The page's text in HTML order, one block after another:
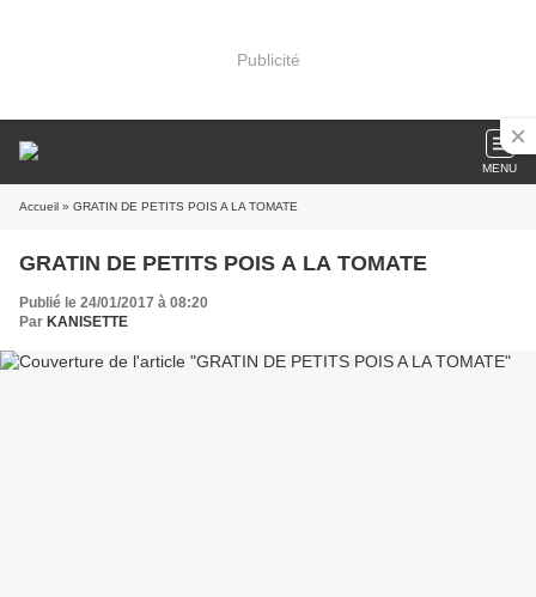
Publicité
MENU
Accueil » GRATIN DE PETITS POIS A LA TOMATE
GRATIN DE PETITS POIS A LA TOMATE
Publié le 24/01/2017 à 08:20
Par KANISETTE